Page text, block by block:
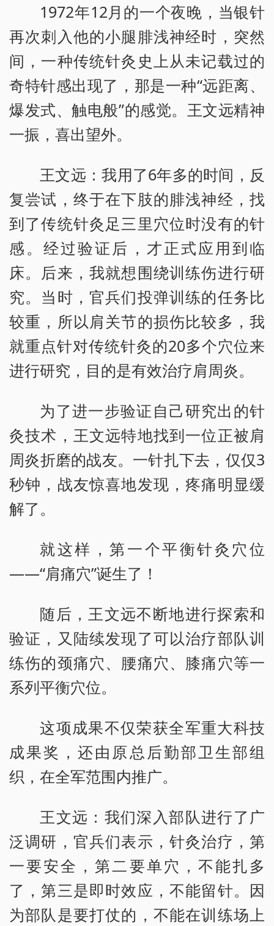
1972年12月的一个夜晚，当银针
再次刺入他的小腿腓浅神经时，突然
间，一种传统针灸史上从未记载过的
奇特针感出现了，那是一种“远距离、
爆发式、触电般”的感觉。王文远精神
一振，喜出望外。
王文远：我用了6年多的时间，反
复尝试，终于在下肢的腓浅神经，找
到了传统针灸足三里穴位时没有的针
感。经过验证后，才正式应用到临
床。后来，我就想围绕训练伤进行研
究。当时，官兵们投弹训练的任务比
较重，所以肩关节的损伤比较多，我
就重点针对传统针灸的20多个穴位来
进行研究，目的是有效治疗肩周炎。
为了进一步验证自己研究出的针
灸技术，王文远特地找到一位正被肩
周炎折磨的战友。一针扎下去，仅仅3
秒钟，战友惊喜地发现，疼痛明显缓
解了。
就这样，第一个平衡针灸穴位
——“肩痛穴”诞生了！
随后，王文远不断地进行探索和
验证，又陆续发现了可以治疗部队训
练伤的颈痛穴、腰痛穴、膝痛穴等一
系列平衡穴位。
这项成果不仅荣获全军重大科技
成果奖，还由原总后勤部卫生部组
织，在全军范围内推广。
王文远：我们深入部队进行了广
泛调研，官兵们表示，针灸治疗，第
一要安全，第二要单穴，不能扎多
了，第三是即时效应，不能留针。因
为部队是要打仗的，不能在训练场上